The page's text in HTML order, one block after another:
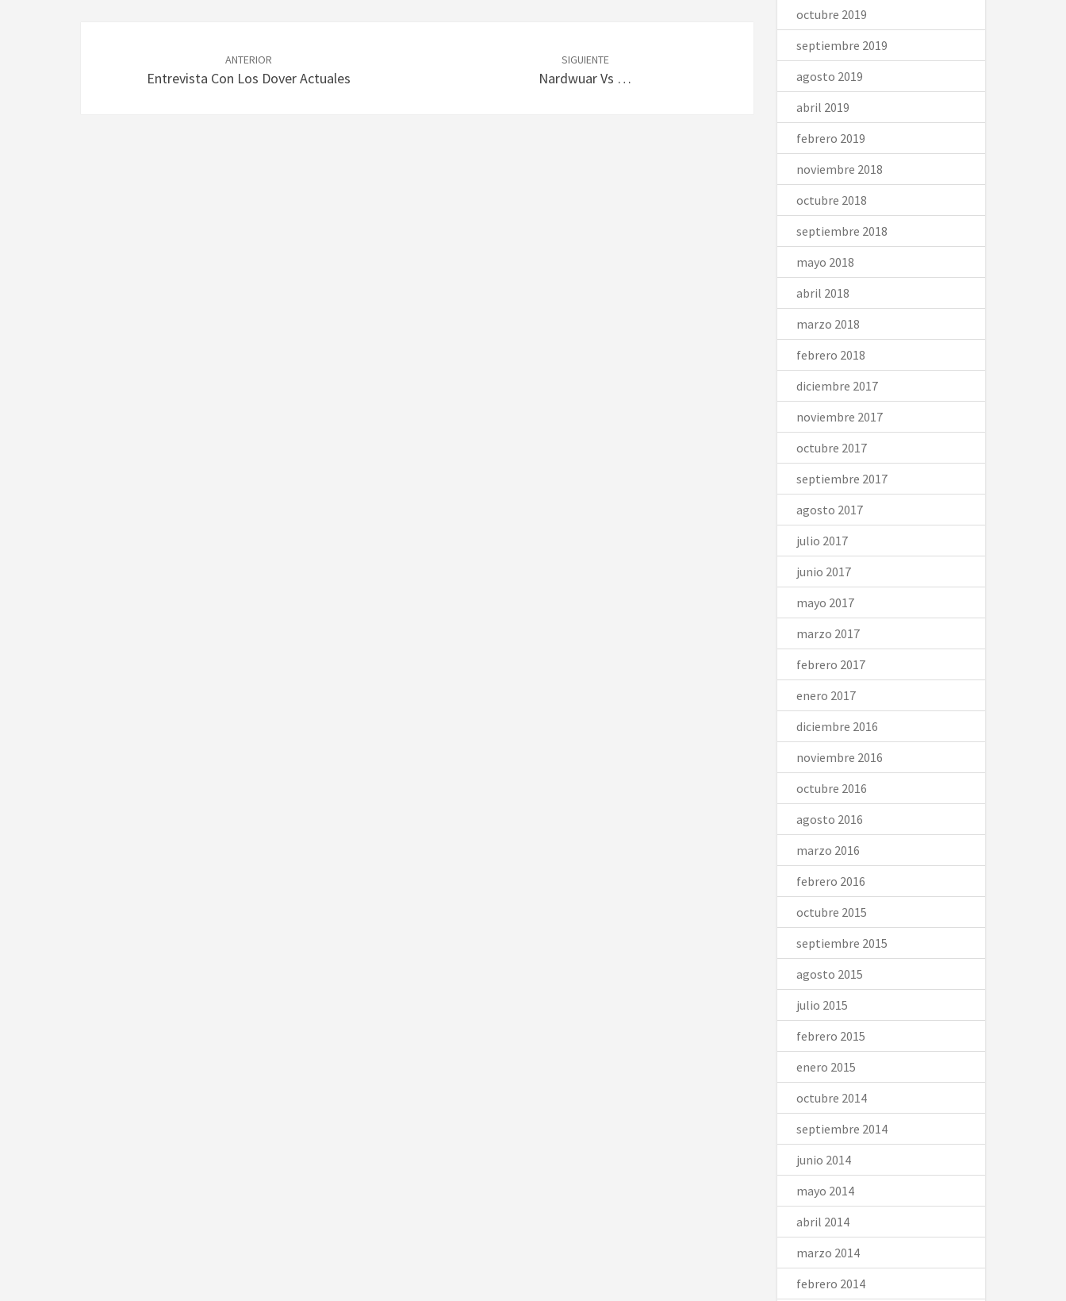
entradas
ANTERIOR
Entrevista Con Los Dover Actuales
SIGUIENTE
Nardwuar Vs …
octubre 2019
septiembre 2019
agosto 2019
abril 2019
febrero 2019
noviembre 2018
octubre 2018
septiembre 2018
mayo 2018
abril 2018
marzo 2018
febrero 2018
diciembre 2017
noviembre 2017
octubre 2017
septiembre 2017
agosto 2017
julio 2017
junio 2017
mayo 2017
marzo 2017
febrero 2017
enero 2017
diciembre 2016
noviembre 2016
octubre 2016
agosto 2016
marzo 2016
febrero 2016
octubre 2015
septiembre 2015
agosto 2015
julio 2015
febrero 2015
enero 2015
octubre 2014
septiembre 2014
junio 2014
mayo 2014
abril 2014
marzo 2014
febrero 2014